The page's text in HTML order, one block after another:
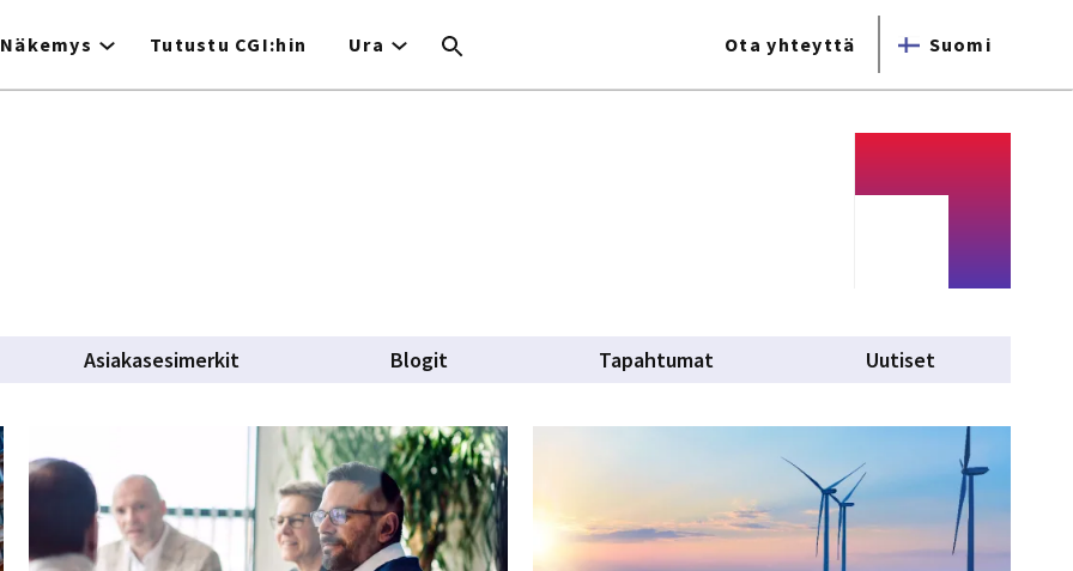
Näkemys Tutustu CGI:hin Ura Ota yhteyttä Suomi
Asiakasesimerkit Blogit Tapahtumat Uutiset